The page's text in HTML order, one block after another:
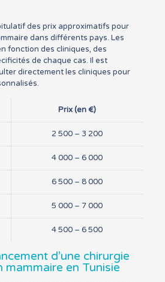
des prix approximatifs pour
dans différents pays. Les
fonction des cliniques, des
de chaque cas. Il est
directement les cliniques pour
Prix (en €)
2 500 – 3 200
4 000 – 6 000
6 500 – 8 000
5 000 – 7 000
4 500 – 6 500
d’une chirurgie
mammaire en Tunisie